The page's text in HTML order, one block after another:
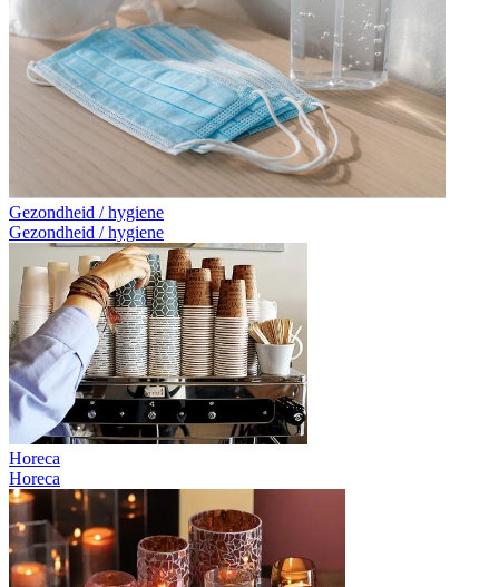
Gezondheid / hygiene
Gezondheid / hygiene
Horeca
Horeca